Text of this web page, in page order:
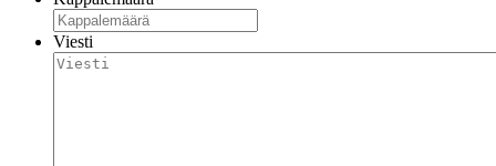
Viesti